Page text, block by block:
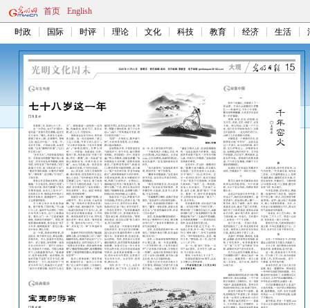
首页 English
时政 国际 时评 理论 文化 科技 教育 经济 生活